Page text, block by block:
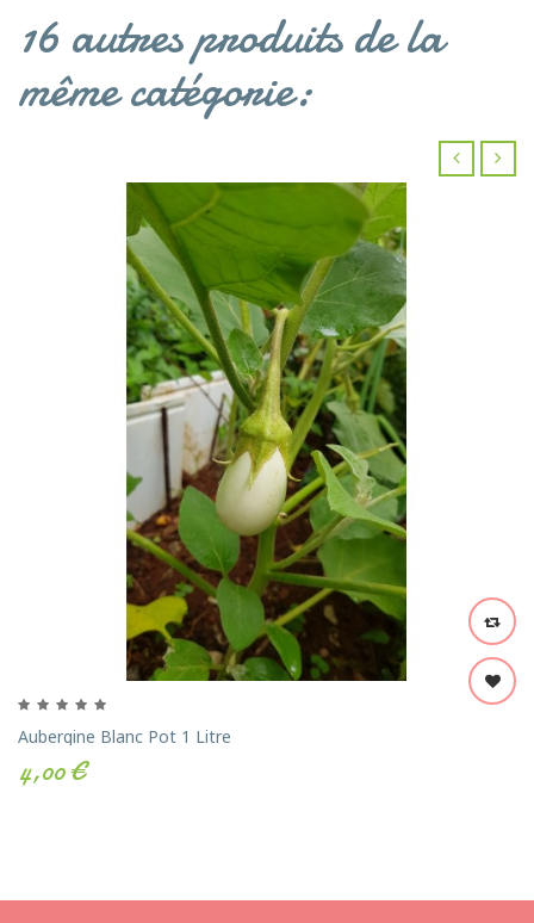
16 autres produits de la
même catégorie:
Aubergine Blanc Pot 1 Litre
4,00 €